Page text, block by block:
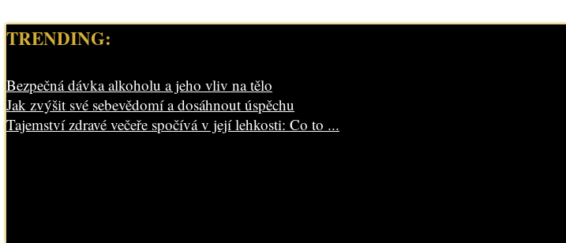
TRENDING:
Bezpečná dávka alkoholu a jeho vliv na tělo
Jak zvýšit své sebevědomí a dosáhnout úspěchu
Tajemství zdravé večeře spočívá v její lehkosti: Co to ...